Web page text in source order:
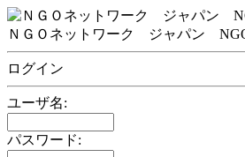
ＮＧＯネットワーク ジャパン NGO
ログイン
ユーザ名:
パスワード: